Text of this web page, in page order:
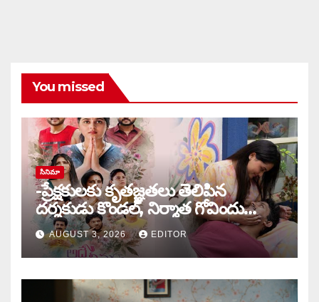
You missed
సినిమా
-ప్రేక్షకులకు కృతజ్ఞతలు తెలిపిన
దర్శకుడు కొండల్, నిర్మాత గోవిందు
కాండ్రేగుల
AUGUST 3, 2026 EDITOR